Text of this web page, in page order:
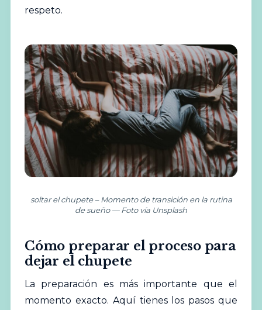
respeto.
soltar el chupete – Momento de transición en la rutina
de sueño — Foto vía Unsplash
Cómo preparar el proceso para
dejar el chupete
La preparación es más importante que el
momento exacto. Aquí tienes los pasos que